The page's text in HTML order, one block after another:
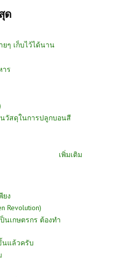
ด
ๆ เก็บไว้ได้นาน
าร
วัสดุในการปลูกบอนสี
เพิ่มเติม
ยง
Revolution)
นเกษตรกร ต้องทำ
นแล้วครับ